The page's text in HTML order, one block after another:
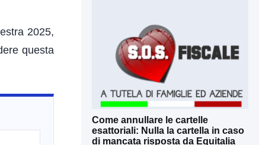
2025,
questa
Come annullare le cartelle
esattoriali: Nulla la cartella in caso
di mancata risposta da Equitalia